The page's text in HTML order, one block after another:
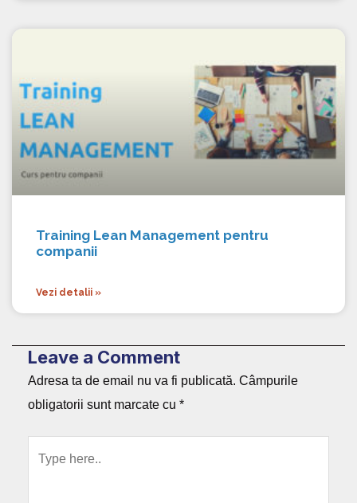
Training Lean Management pentru
companii
Vezi detalii »
Leave a Comment
Adresa ta de email nu va fi publicată. Câmpurile
obligatorii sunt marcate cu *